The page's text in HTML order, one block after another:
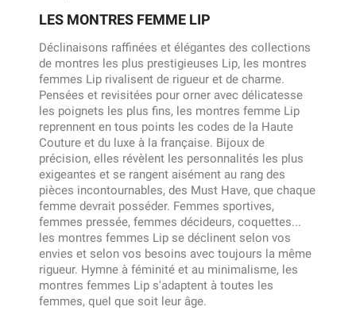
LES MONTRES FEMME LIP
Déclinaisons raffinées et élégantes des collections
de montres les plus prestigieuses Lip, les montres
femmes Lip rivalisent de rigueur et de charme.
Pensées et revisitées pour orner avec délicatesse
les poignets les plus fins, les montres femme Lip
reprennent en tous points les codes de la Haute
Couture et du luxe à la française. Bijoux de
précision, elles révèlent les personnalités les plus
exigeantes et se rangent aisément au rang des
pièces incontournables, des Must Have, que chaque
femme devrait posséder. Femmes sportives,
femmes pressée, femmes décideurs, coquettes...
les montres femmes Lip se déclinent selon vos
envies et selon vos besoins avec toujours la même
rigueur. Hymne à féminité et au minimalisme, les
montres femmes Lip s'adaptent à toutes les
femmes, quel que soit leur âge.